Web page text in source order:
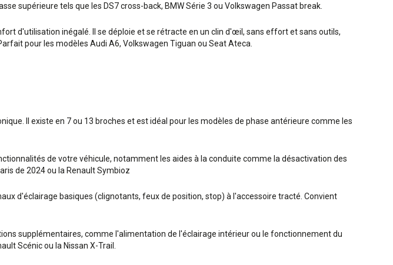
supérieure tels que les DS7 cross-back, BMW Série 3 ou Volkswagen Passat break.
d'utilisation inégalé. Il se déploie et se rétracte en un clin d'œil, sans effort et sans outils,
pour les modèles Audi A6, Volkswagen Tiguan ou Seat Ateca.
Il existe en 7 ou 13 broches et est idéal pour les modèles de phase antérieure comme les
de votre véhicule, notamment les aides à la conduite comme la désactivation des
de 2024 ou la Renault Symbioz
d'éclairage basiques (clignotants, feux de position, stop) à l'accessoire tracté. Convient
supplémentaires, comme l'alimentation de l'éclairage intérieur ou le fonctionnement du
Scénic ou la Nissan X-Trail.